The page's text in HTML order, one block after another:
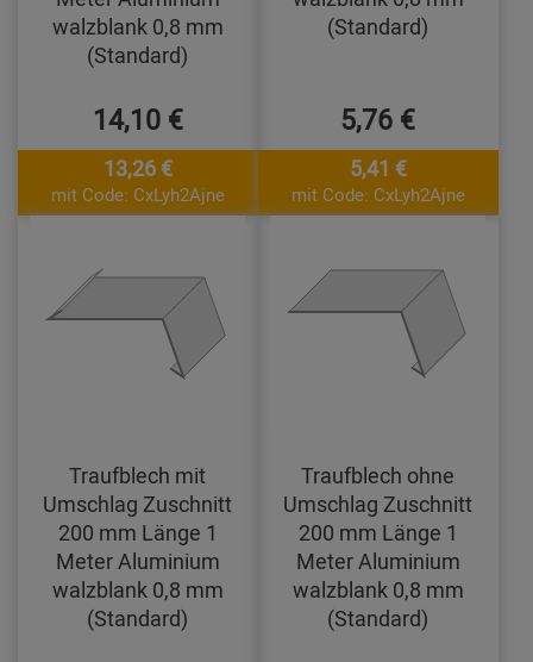
walzblank 0,8 mm
(Standard)
14,10 €
13,26 €
mit Code: CxLyh2Ajne
(Standard)
5,76 €
5,41 €
mit Code: CxLyh2Ajne
Traufblech mit
Umschlag Zuschnitt
200 mm Länge 1
Meter Aluminium
walzblank 0,8 mm
(Standard)
Traufblech ohne
Umschlag Zuschnitt
200 mm Länge 1
Meter Aluminium
walzblank 0,8 mm
(Standard)